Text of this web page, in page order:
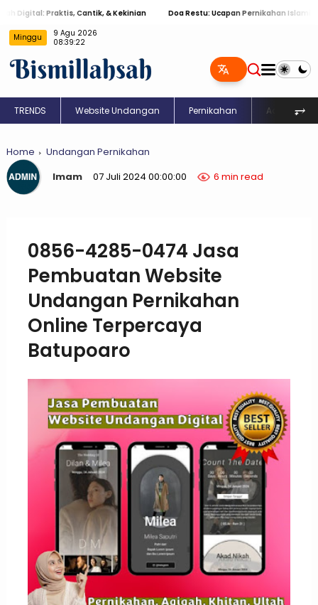
Praktis, Cantik, & Kekinian Doa Restu: Ucapan Pernikahan Islami
Minggu
9 Agu 2026
08:39:23
TRENDS Website Undangan Pernikahan Aqiqah⥅
Home
Undangan Pernikahan
Imam
07 Juli 2024 00:00:00 6 min read
0856-4285-0474 Jasa
Pembuatan Website
Undangan Pernikahan
Online Terpercaya
Batupoaro